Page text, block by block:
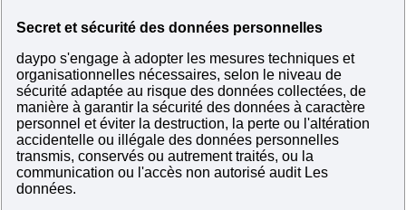
Secret et sécurité des données personnelles
daypo s'engage à adopter les mesures techniques et
organisationnelles nécessaires, selon le niveau de
sécurité adaptée au risque des données collectées, de
manière à garantir la sécurité des données à caractère
personnel et éviter la destruction, la perte ou l'altération
accidentelle ou illégale des données personnelles
transmis, conservés ou autrement traités, ou la
communication ou l'accès non autorisé audit Les
données.